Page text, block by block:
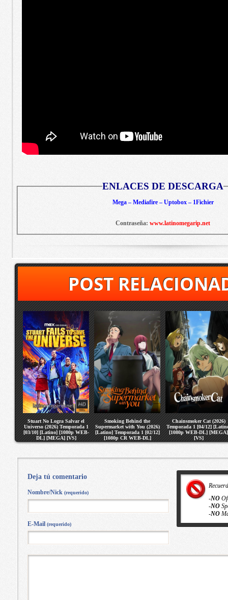
ENLACES DE DESCARGA
Mega – Mediafire – Uptobox – 1Fichier
Contraseña: www.latinomegarip.net
POST
Stuart No Logra Salvar el
Universo (2026) Temporada 1
[03/10] [Latino] [1080p WEB-
DL] [MEGA] [VS]
Smoking Behind the
Supermarket with You (2026)
[Latino] Temporada 1 [02/12]
[1080p CR WEB-DL]
[MEGA] [VS]
Chainsmoker Cat (2026)
Temporada 1 [04/12]
[1080p WEB-DL] [MEGA]
[VS]
-NO
-NO
-NO
Deja tú comentario
Nombre/Nick (requerido)
E-Mail (requerido)